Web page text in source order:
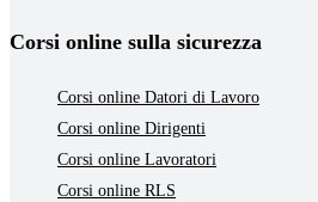
Corsi online sulla sicurezza
Corsi online Datori di Lavoro
Corsi online Dirigenti
Corsi online Lavoratori
Corsi online RLS